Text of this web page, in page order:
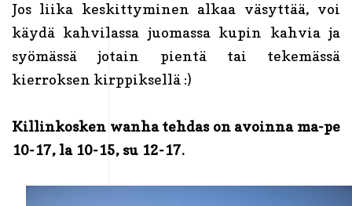
Jos liika keskittyminen alkaa väsyttää, voi
käydä kahvilassa juomassa kupin kahvia ja
syömässä jotain pientä tai tekemässä
kierroksen kirppiksellä :)
Killinkosken wanha tehdas on avoinna ma-pe
10-17, la 10-15, su 12-17.